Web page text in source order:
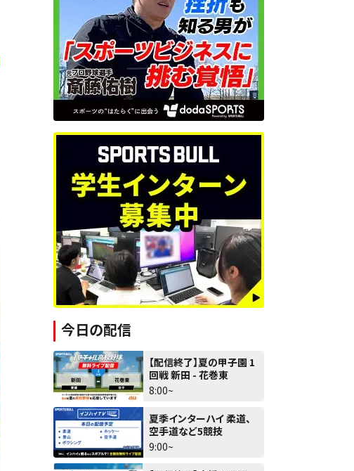
今日の配信
【配信終了】夏の甲子園 1
回戦 新田 - 花巻東
8:00~
夏季インターハイ 柔道、
空手道など5競技
9:00~